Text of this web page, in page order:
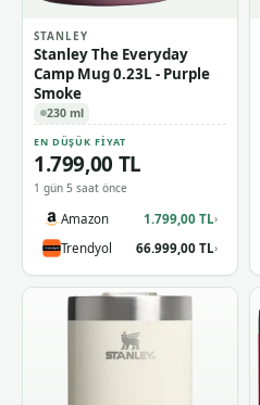
STANLEY
Stanley The Everyday
Camp Mug 0.23L - Purple
Smoke
230 ml
EN DÜŞÜK FIYAT
1.799,00 TL
1 gün 5 saat önce
Amazon 1.799,00 TL›
Trendyol 66.999,00 TL›